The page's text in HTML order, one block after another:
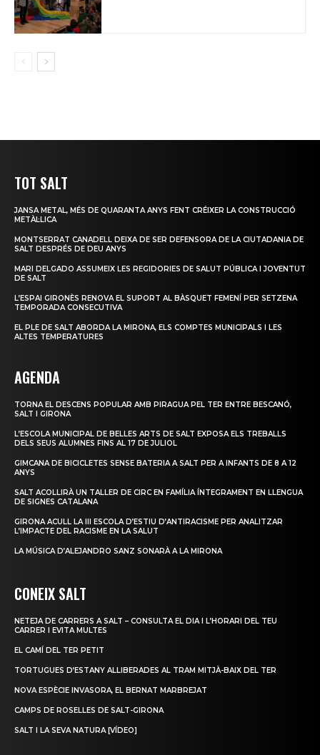
TOT SALT
JANSA METAL, MÉS DE QUARANTA ANYS FENT CRÉIXER LA CONSTRUCCIÓ
METÀL·LICA
MONTSERRAT CANADELL DEIXA DE SER DEFENSORA DE LA CIUTADANIA DE
SALT DESPRÉS DE DEU ANYS
MARI DELGADO ASSUMEIX LES REGIDORIES DE SALUT PÚBLICA I JOVENTUT
DE SALT
L’ESPAI GIRONÈS RENOVA EL SUPORT AL BÀSQUET FEMENÍ PER SETZENA
TEMPORADA CONSECUTIVA
EL PLE DE SALT ABORDA LA MIRONA, ELS COMPTES MUNICIPALS I LES
ALTES TEMPERATURES
AGENDA
TORNA EL DESCENS POPULAR AMB PIRAGUA PEL TER ENTRE BESCANÓ,
SALT I GIRONA
L’ESCOLA MUNICIPAL DE BELLES ARTS DE SALT EXPOSA ELS TREBALLS
DELS SEUS ALUMNES FINS AL 17 DE JULIOL
GIMCANA DE BICICLETES SENSE BATERIA A SALT PER A INFANTS DE 8 A 12
ANYS
SALT ACOLLIRÀ UN TALLER DE CIRC EN FAMÍLIA ÍNTEGRAMENT EN LLENGUA
DE SIGNES CATALANA
GIRONA ACULL LA III ESCOLA D’ESTIU D’ANTIRACISME PER ANALITZAR
L’IMPACTE DEL RACISME EN LA SALUT
LA MÚSICA D’ALEJANDRO SANZ SONARÀ A LA MIRONA
CONEIX SALT
NETEJA DE CARRERS A SALT – CONSULTA EL DIA I L’HORARI DEL TEU
CARRER I EVITA MULTES
EL CAMÍ DEL TER PETIT
TORTUGUES D’ESTANY ALLIBERADES AL TRAM MITJÀ-BAIX DEL TER
NOVA ESPÈCIE INVASORA, EL BERNAT MARBREJAT
CAMPS DE ROSELLES DE SALT-GIRONA
SALT I LA SEVA NATURA [VÍDEO]